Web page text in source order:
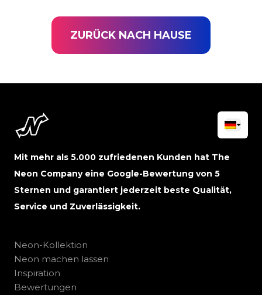
ZURÜCK NACH HAUSE
Mit mehr als 5.000 zufriedenen Kunden hat The
Neon Company eine Google-Bewertung von 5
Sternen und garantiert jederzeit beste Qualität,
Service und Zuverlässigkeit.
Neon-Kollektion
Neon machen lassen
Inspiration
Bewertungen